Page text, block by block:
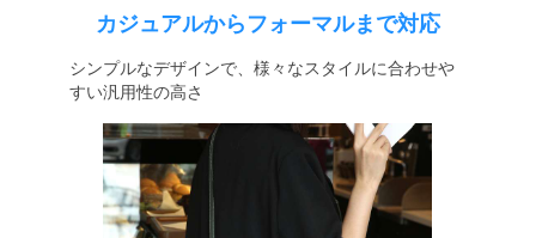
カジュアルからフォーマルまで対応
シンプルなデザインで、様々なスタイルに合わせや
すい汎用性の高さ